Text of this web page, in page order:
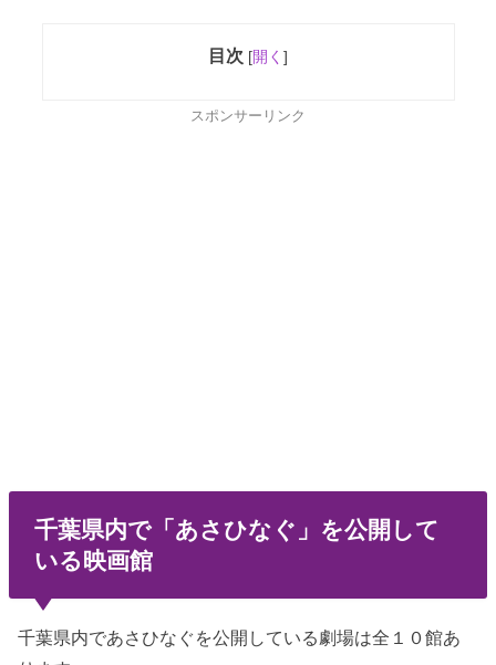
目次 [開く ]
スポンサーリンク
千葉県内で「あさひなぐ」を公開して
いる映画館
千葉県内であさひなぐを公開している劇場は全１０館あ